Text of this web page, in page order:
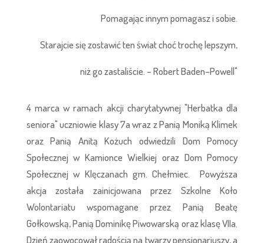
Pomagając innym pomagasz i sobie.
Starajcie się zostawić ten świat choć trochę lepszym,
niż go zastaliście. – Robert Baden–Powell"
4 marca w ramach akcji charytatywnej "Herbatka dla
seniora" uczniowie klasy 7a wraz z Panią Moniką Klimek
oraz Panią Anitą Kożuch odwiedzili Dom Pomocy
Społecznej w Kamionce Wielkiej oraz Dom Pomocy
Społecznej w Klęczanach gm. Chełmiec. Powyższa
akcja została zainicjowana przez Szkolne Koło
Wolontariatu wspomagane przez Panią Beatę
Gołkowską, Panią Dominikę Piwowarską oraz klasę VIIa.
Dzień zaowocował radością na twarzy pensjonariuszy, a